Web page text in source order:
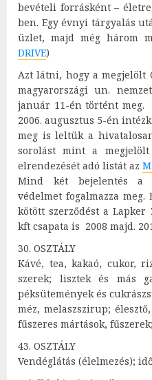
bevételi forrásként –
ben. Egy évnyi tárgyalás
üzlet, majd még három
DRIVE)
Azt látni, hogy a megjelölt
magyarországi un.
január 11-én történt meg.
2006. augusztus 5-én
meg is leltük a
sorolást mint a megjelölt
elrendezését adó listát az
Mind két bejelentés a
védelmet fogalmazza
kötött szerződést a Lapker
kft csapata is 2008 majd.
30. OSZTÁLY
Kávé, tea, kakaó, cukor,
szerek; lisztek és más
péksütemények és
méz, melaszszirup;
fűszeres mártások,
43. OSZTÁLY
Vendéglátás (élelmezés);